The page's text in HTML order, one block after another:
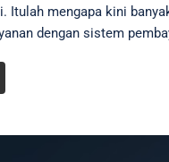
Itulah mengapa kini
dengan sistem